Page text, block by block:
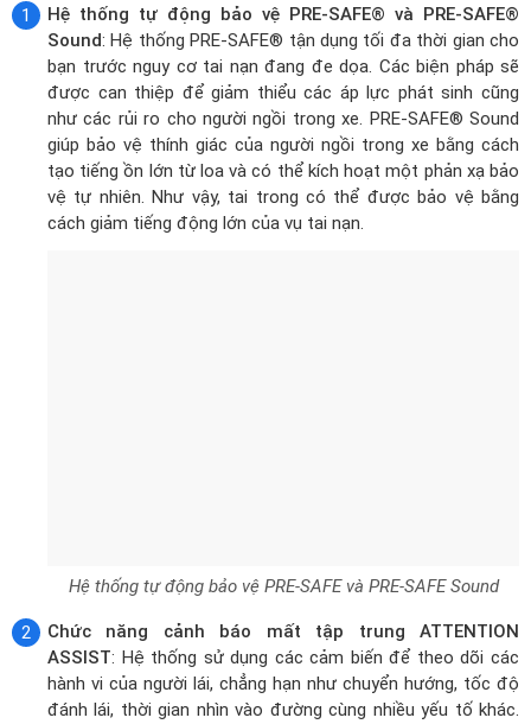
bạn trước nguy cơ tai nạn đang đe dọa. Các biện pháp sẽ
được can thiệp để giảm thiểu các áp lực phát sinh cũng
như các rủi ro cho người ngồi trong xe. PRE-SAFE® Sound
giúp bảo vệ thính giác của người ngồi trong xe bằng cách
tạo tiếng ồn lớn từ loa và có thể kích hoạt một phản xạ bảo
vệ tự nhiên. Như vậy, tai trong có thể được bảo vệ bằng
cách giảm tiếng động lớn của vụ tai nạn.
Chức năng cảnh báo mất tập trung ATTENTION
hành vi của người lái, chẳng hạn như chuyển hướng, tốc độ
đánh lái, thời gian nhìn vào đường cùng nhiều yếu tố khác.
Nếu hệ thống phát hiện những dấu hiệu mất tập trung, nó
sẽ phát ra cảnh báo cho người lái.